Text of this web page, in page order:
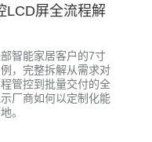
LCD屏全流程解
智能家居客户的7寸
，完整拆解从需求对
管控到批量交付的全
厂商如何以定制化能
。